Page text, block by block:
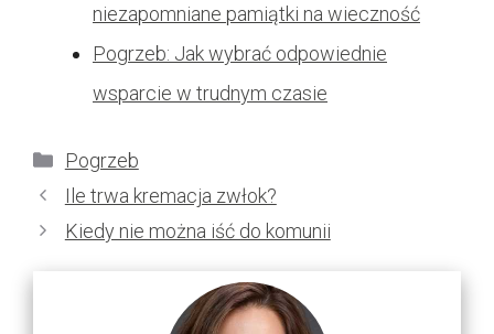
niezapomniane pamiątki na wieczność
Pogrzeb: Jak wybrać odpowiednie
wsparcie w trudnym czasie
Kategorie
Pogrzeb
Ile trwa kremacja zwłok?
Kiedy nie można iść do komunii